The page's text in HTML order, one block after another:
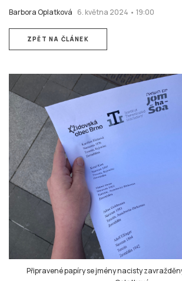
Založit nový účet
Barbora Oplatková 6. května 2024 • 19:00
ZPĚT NA ČLÁNEK
Připravené papíry se jmény nacisty